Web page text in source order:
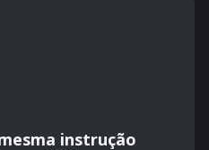
instrução